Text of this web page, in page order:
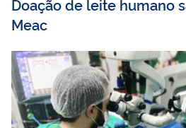
Doação de leite humano
Meac